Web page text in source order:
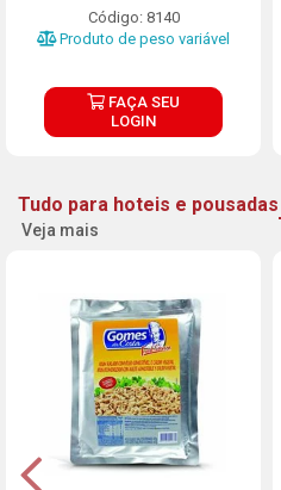
Código: 8140
Produto de peso variável
FAÇA SEU
LOGIN
Tudo para hoteis e pousadas
Veja mais